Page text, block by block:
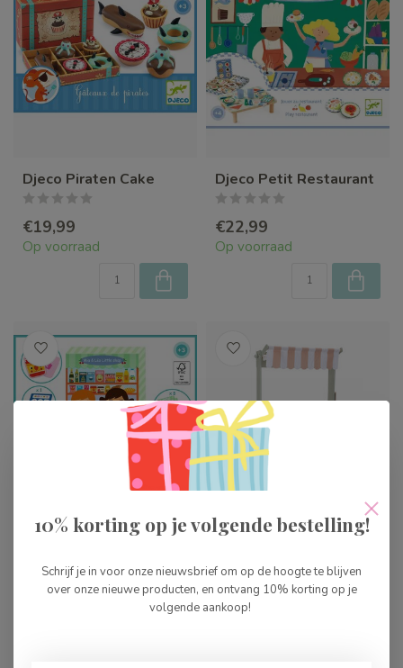
Djeco Piraten Cake
€19,99
Op voorraad
Djeco Petit Restaurant
€22,99
Op voorraad
marktkraam FSC
€89,99
10% korting op je volgende bestelling!
Schrijf je in voor onze nieuwsbrief om op de hoogte te blijven
over onze nieuwe producten, en ontvang 10% korting op je
volgende aankoop!